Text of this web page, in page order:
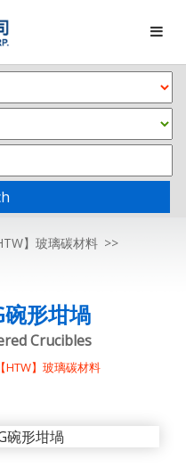
】玻璃碳材料
碗形坩堝
Crucibles
【HTW】玻璃碳材料